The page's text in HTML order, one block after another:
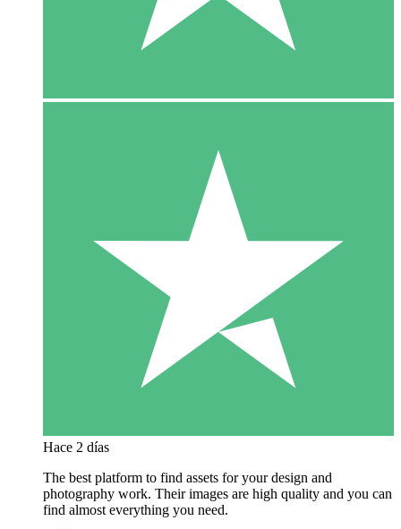
Hace 2 días
The best platform to find assets for your design and
photography work. Their images are high quality and you can
find almost everything you need.